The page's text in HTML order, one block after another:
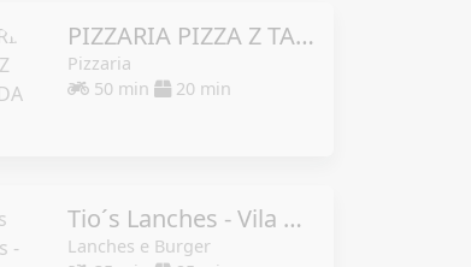
PIZZARIA PIZZA Z TAMANDARE
Pizzaria
50 min
20 min
Tio´s Lanches - Vila Rosa
Lanches e Burger